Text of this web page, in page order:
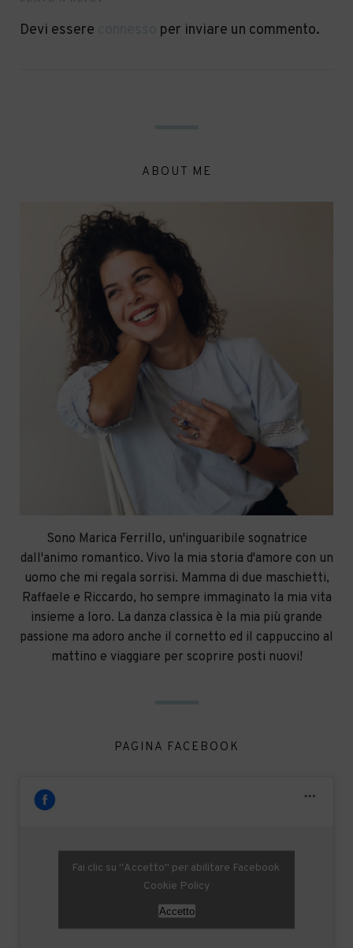
Devi essere per inviare un commento.
ABOUT ME
Sono Marica Ferrillo, un'inguaribile sognatrice
dall'animo romantico. Vivo la mia storia d'amore con un
uomo che mi regala sorrisi. Mamma di due maschietti,
Raffaele e Riccardo, ho sempre immaginato la mia vita
insieme a loro. La danza classica è la mia più grande
passione ma adoro anche il cornetto ed il cappuccino al
mattino e viaggiare per scoprire posti nuovi!
PAGINA FACEBOOK
Fai clic su "Accetto" per abilitare Facebook
Cookie Policy
Accetto